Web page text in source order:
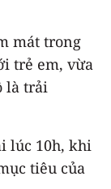
mát trong
trẻ em, vừa
là trải